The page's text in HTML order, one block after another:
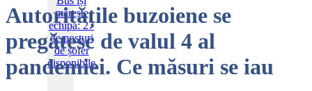
Autoritățile buzoiene se
pregătesc de valul 4 al
pandemiei. Ce măsuri se iau